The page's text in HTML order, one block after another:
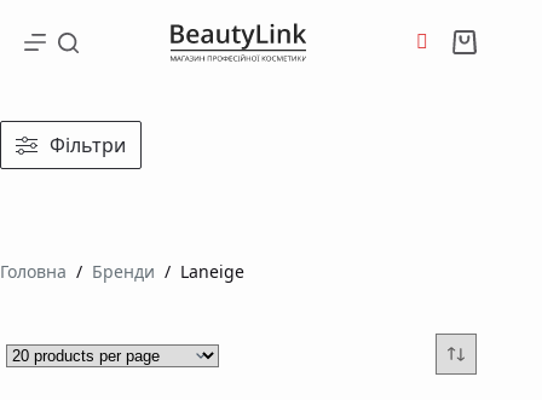
Кошик
Головна / Бренди / Laneige
Фільтри